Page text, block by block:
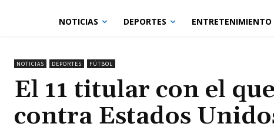
NOTICIAS DEPORTES ENTRETENIMIENTO
NOTICIAS DEPORTES FÚTBOL
El 11 titular con el
contra Estados